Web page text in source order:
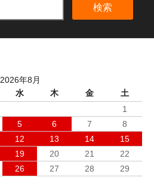
検索
2026年8月
水 木 金
土
1
5 6 7
8
12 13 14
15
19 20 21
22
26 27 28
29